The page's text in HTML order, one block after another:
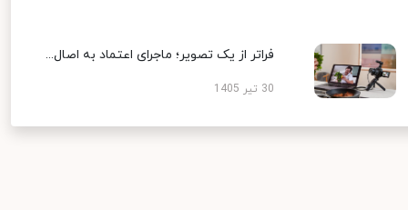
فراتر از یک تصویر؛ ماجرای اعتماد به اصال...
30 تیر 1405